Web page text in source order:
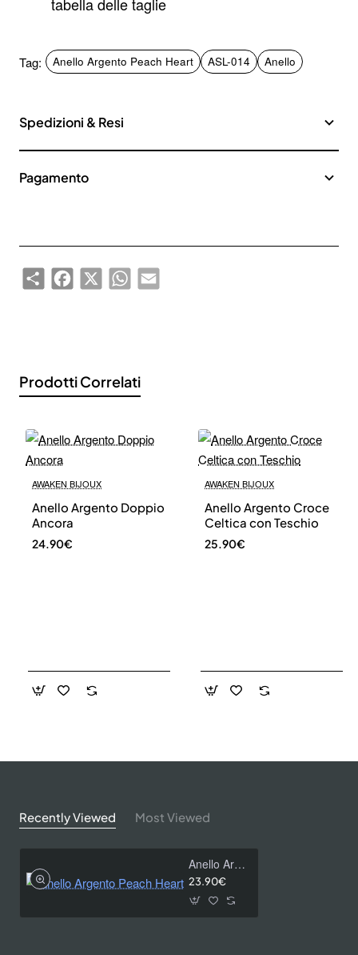
sconto del 10%
address
Don't show again.
tabella delle taglie
Tag: Anello Argento Peach Heart ASL-014 Anello
Spedizioni & Resi
Pagamento
ShareFacebook
X WhatsAppEmail
Prodotti Correlati
AWAKEN BIJOUX
Anello Argento Doppio
Ancora
24.90€
AWAKEN BIJOUX
Anello Argento Croce
Celtica con Teschio
25.90€
Recently Viewed Most Viewed
Anello Argento Peach Heart
23.90€